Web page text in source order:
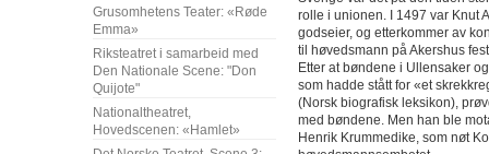
Grusomhetens Teater: «Røde
Emma»
Riksteatret i samarbeid med
Den Nationale Scene: "Don
Quijote"
Nationaltheatret,
Hovedscenen: «Hamlet»
rolle i unionen. I 1497 var Knut
godseier, og etterkommer av
til høvedsmann på Akershus
Etter at bøndene i Ullensaker
som hadde stått for «et
(Norsk biografisk leksikon),
med bøndene. Men han ble
Henrik Krummedike, som nøt